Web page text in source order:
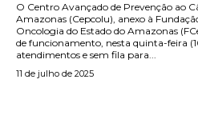
O Centro Avançado de Prevenção ao
Amazonas (Cepcolu), anexo à
Oncologia do Estado do Amazonas
de funcionamento, nesta quinta-feira
atendimentos e sem fila para...
11 de julho de 2025